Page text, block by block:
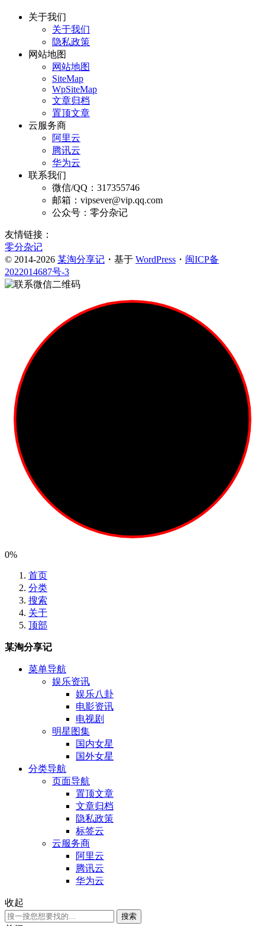
关于我们
关于我们
隐私政策
网站地图
网站地图
SiteMap
WpSiteMap
文章归档
置顶文章
云服务商
阿里云
腾讯云
华为云
联系我们
微信/QQ：317355746
邮箱：vipsever@vip.qq.com
公众号：零分杂记
友情链接：
零分杂记
© 2014-2026 某淘分享记 ・基于 WordPress ・ 闽ICP备
2022014687号-3
0%
首页
分类
搜索
关于
顶部
某淘分享记
菜单导航
娱乐资讯
娱乐八卦
电影资讯
电视剧
明星图集
国内女星
国外女星
分类导航
页面导航
置顶文章
文章归档
隐私政策
标签云
云服务商
阿里云
腾讯云
华为云
收起